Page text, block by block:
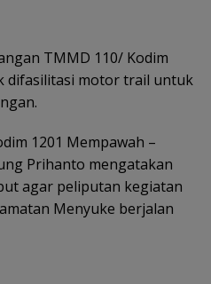
TMMD 110/ Kodim
difasilitasi motor trail untuk
1201 Mempawah –
Prihanto mengatakan
agar peliputan kegiatan
Menyuke berjalan